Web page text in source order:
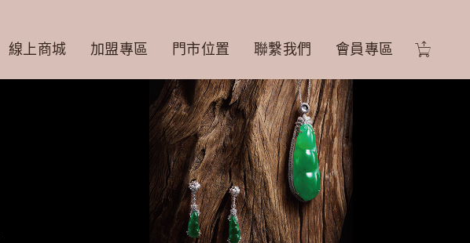
線上商城 加盟專區 門市位置 聯繫我們 會員專區